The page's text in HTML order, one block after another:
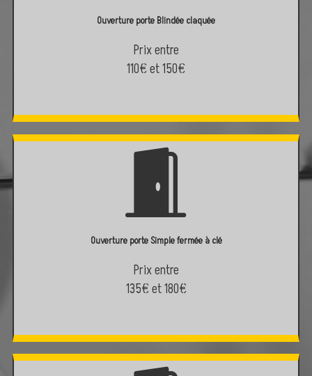
Ouverture porte Blindée claquée
Prix entre
110€ et 150€
Ouverture porte Simple fermée à clé
Prix entre
135€ et 180€